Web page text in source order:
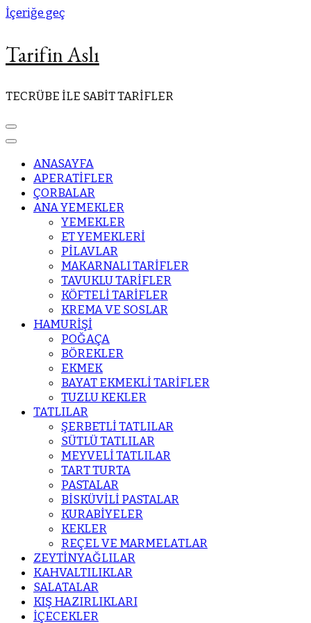
İçeriğe geç
Tarifin Aslı
TECRÜBE İLE SABİT TARİFLER
ANASAYFA
APERATİFLER
ÇORBALAR
ANA YEMEKLER
YEMEKLER
ET YEMEKLERİ
PİLAVLAR
MAKARNALI TARİFLER
TAVUKLU TARİFLER
KÖFTELİ TARİFLER
KREMA VE SOSLAR
HAMURİŞİ
POĞAÇA
BÖREKLER
EKMEK
BAYAT EKMEKLİ TARİFLER
TUZLU KEKLER
TATLILAR
ŞERBETLİ TATLILAR
SÜTLÜ TATLILAR
MEYVELİ TATLILAR
TART TURTA
PASTALAR
BİSKÜVİLİ PASTALAR
KURABİYELER
KEKLER
REÇEL VE MARMELATLAR
ZEYTİNYAĞLILAR
KAHVALTILIKLAR
SALATALAR
KIŞ HAZIRLIKLARI
İÇECEKLER